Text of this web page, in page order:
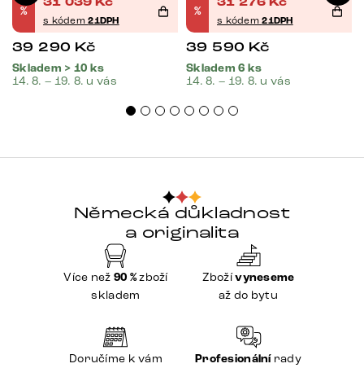
%
s kódem21DPH
39 290 Kč
Skladem > 10 ks
14. 8. – 19. 8. u vás
%
s kódem21DPH
39 590 Kč
Skladem 6 ks
14. 8. – 19. 8. u vás
Německá důkladnost
a originalita
Více než 90 %zboží
skladem
Zbožívyneseme
až do bytu
Doručíme k vám
Profesionálnírady